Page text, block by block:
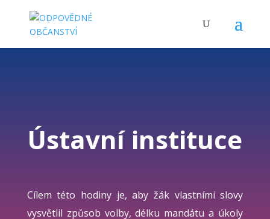
Ústavní instituce
Cílem této hodiny je, aby žák vlastními slovy
vysvětlil způsob volby, délku mandátu a úkoly